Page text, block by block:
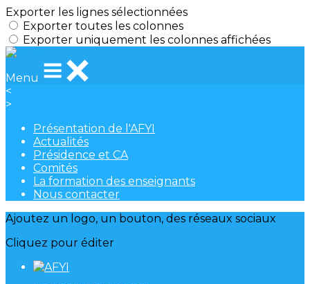
Exporter les lignes sélectionnées
Exporter toutes les colonnes
Exporter uniquement les colonnes affichées
Menu
<
>
Présentation de l'AFYI
Actualités
Présidence et CA
Comités
La formation des enseignants
Nous contacter
Ajoutez un logo, un bouton, des réseaux sociaux
Cliquez pour éditer